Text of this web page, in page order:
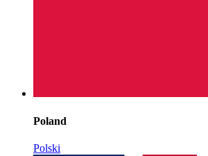
Poland
Polski